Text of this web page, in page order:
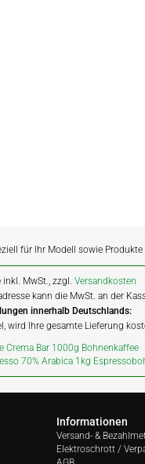
für Ihr Modell sowie
inkl. MwSt., zzgl.Versandkosten
kann die MwSt. an der
innerhalb Deutschlands:
wird Ihre gesamte Lieferung
Crema Bar 1000g Bohnenkaffee
70% Arabica 1kg
Informationen
Versand- &
Elektroschrott /